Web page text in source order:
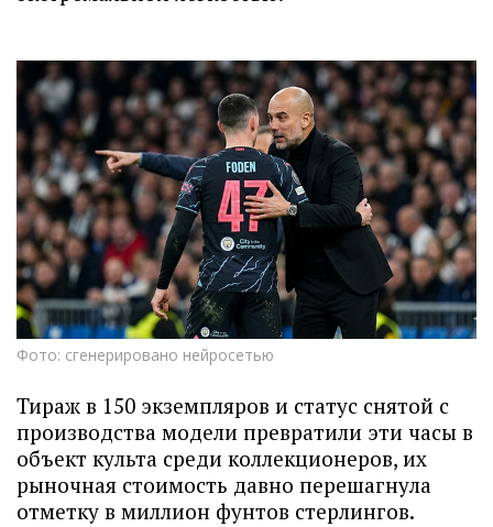
Фото: сгенерировано нейросетью
Тираж в 150 экземпляров и статус снятой с
производства модели превратили эти часы в
объект культа среди коллекционеров, их
рыночная стоимость давно перешагнула
отметку в миллион фунтов стерлингов.